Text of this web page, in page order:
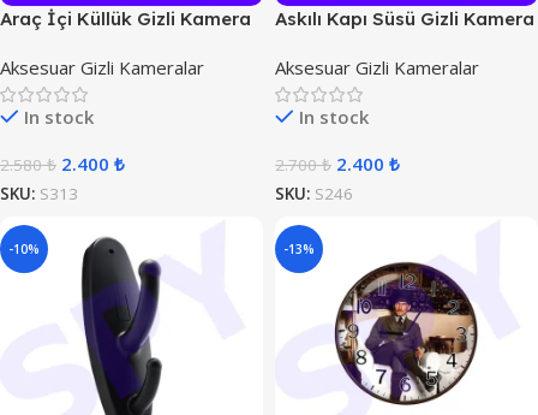
Araç İçi Küllük Gizli Kamera
Aksesuar Gizli Kameralar
In stock
2.580₺ 2.400 ₺
SKU: S313
Askılı Kapı Süsü Gizli Kamera
Aksesuar Gizli Kameralar
In stock
2.700₺ 2.400 ₺
SKU: S246
-10% -13%